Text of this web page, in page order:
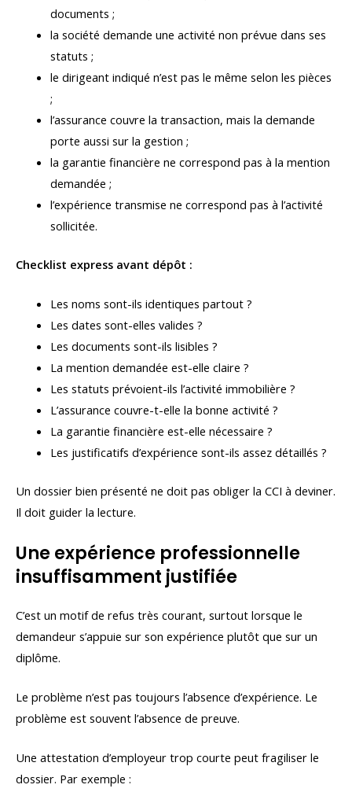
documents ;
la société demande une activité non prévue dans ses
statuts ;
le dirigeant indiqué n’est pas le même selon les pièces
;
l’assurance couvre la transaction, mais la demande
porte aussi sur la gestion ;
la garantie financière ne correspond pas à la mention
demandée ;
l’expérience transmise ne correspond pas à l’activité
sollicitée.
Checklist express avant dépôt :
Les noms sont-ils identiques partout ?
Les dates sont-elles valides ?
Les documents sont-ils lisibles ?
La mention demandée est-elle claire ?
Les statuts prévoient-ils l’activité immobilière ?
L’assurance couvre-t-elle la bonne activité ?
La garantie financière est-elle nécessaire ?
Les justificatifs d’expérience sont-ils assez détaillés ?
Un dossier bien présenté ne doit pas obliger la CCI à deviner.
Il doit guider la lecture.
Une expérience professionnelle
insuffisamment justifiée
C’est un motif de refus très courant, surtout lorsque le
demandeur s’appuie sur son expérience plutôt que sur un
diplôme.
Le problème n’est pas toujours l’absence d’expérience. Le
problème est souvent l’absence de preuve.
Une attestation d’employeur trop courte peut fragiliser le
dossier. Par exemple :